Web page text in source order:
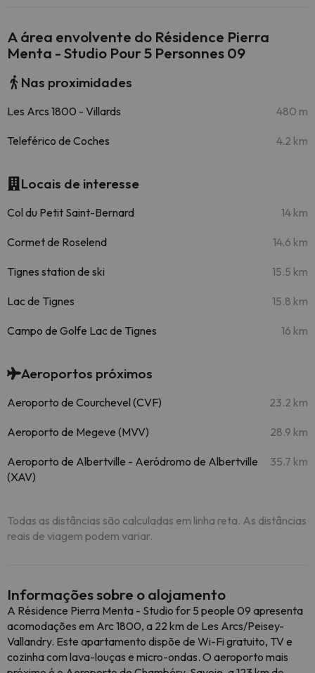
A área envolvente do Résidence Pierra
Menta - Studio Pour 5 Personnes 09
Nas proximidades
Les Arcs 1800 - Villards 480 m
Teleférico de Coches 4.2 km
Locais de interesse
Col du Petit Saint-Bernard 14 km
Cormet de Roselend 14.6 km
Tignes station de ski 15.5 km
Lac de Tignes 15.8 km
Campo de Golfe Lac de Tignes 16 km
Aeroportos próximos
Aeroporto de Courchevel (CVF) 23.2 km
Aeroporto de Megeve (MVV) 28.9 km
Aeroporto de Albertville - Aeródromo de Albertville
(XAV)
35.7 km
Todas as distâncias são calculadas em linha reta. As distâncias
reais de viagem podem variar.
Informações sobre o alojamento
A Résidence Pierra Menta - Studio for 5 people 09 apresenta
acomodações em Arc 1800, a 22 km de Les Arcs/Peisey-
Vallandry. Este apartamento dispõe de Wi-Fi gratuito, TV e
cozinha com lava-louças e micro-ondas. O aeroporto mais